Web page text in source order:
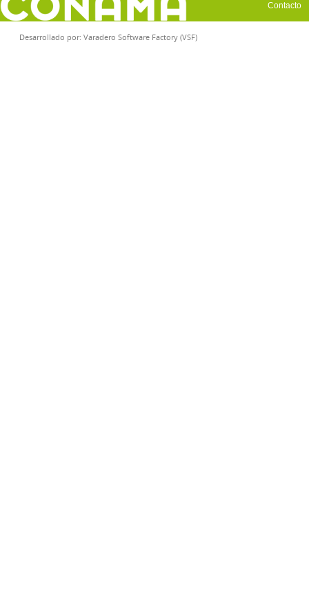
Contacto
Desarrollado por: Varadero Software Factory (VSF)